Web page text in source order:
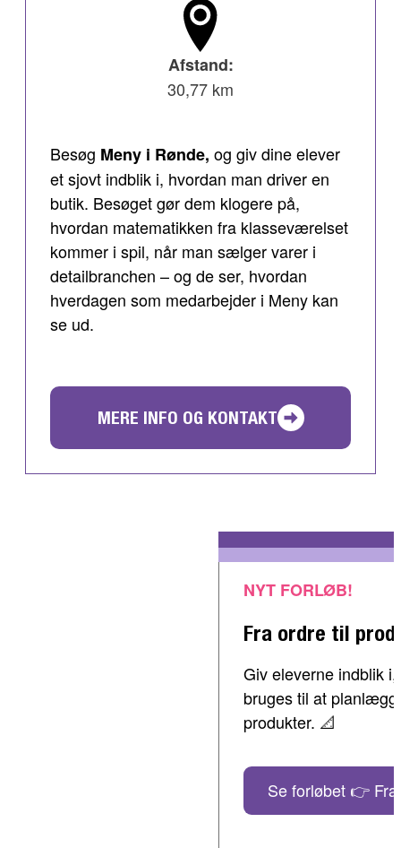
Afstand:
30,77 km
Besøg Meny i Rønde, og giv dine elever
et sjovt indblik i, hvordan man driver en
butik. Besøget gør dem klogere på,
hvordan matematikken fra klasseværelset
kommer i spil, når man sælger varer i
detailbranchen – og de ser, hvordan
hverdagen som medarbejder i Meny kan
se ud.
MERE INFO OG KONTAKT
NYT FORLØB!
Fra ordre til
Giv eleverne indblik
bruges til at
produkter. 📐
Se forløbet 👉